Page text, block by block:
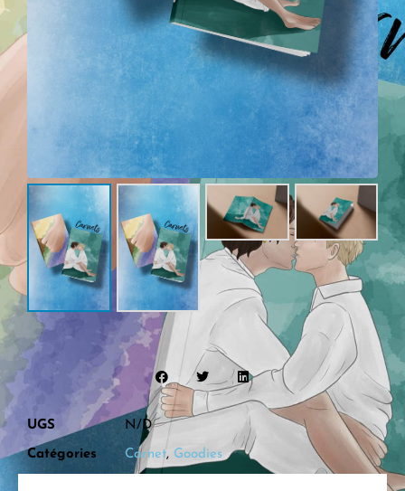
UGS N/D
Catégories Carnet, Goodies